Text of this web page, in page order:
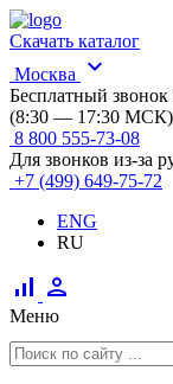
Скачать каталог
Москва
expand_more
Бесплатный
(8:30 — 17:30 МСК)
8 800 555-73-08
Для звонков из-за
+7 (499) 649-75-72
ENG
RU
signal_cellular_alt person
Меню